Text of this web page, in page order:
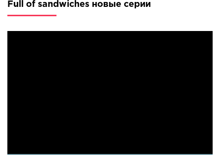
Full of sandwiches новые серии